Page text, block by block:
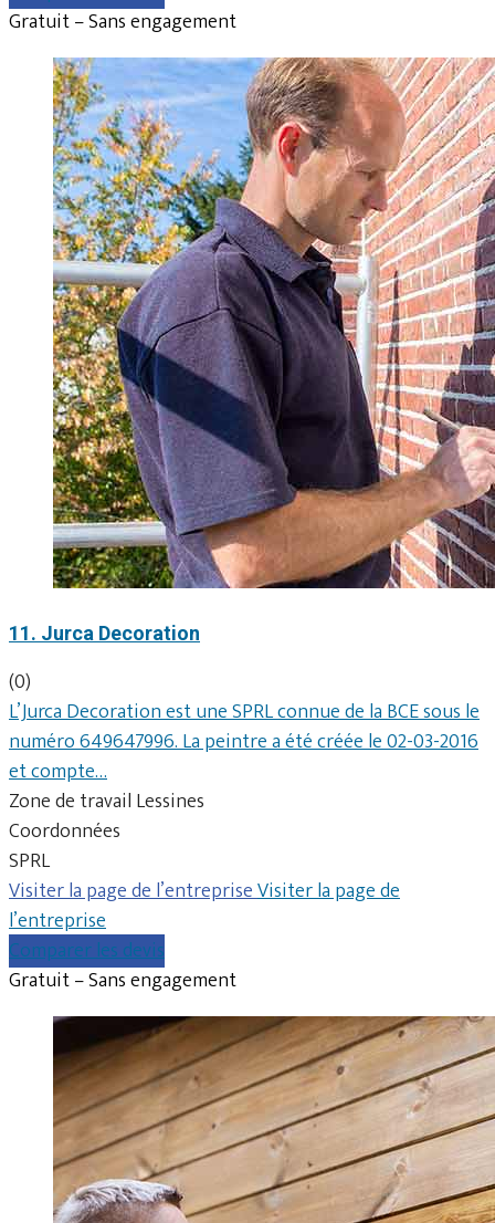
Gratuit – Sans engagement
11. Jurca Decoration
(0)
L’Jurca Decoration est une SPRL connue de la BCE sous le
numéro 649647996. La peintre a été créée le 02-03-2016
et compte…
Zone de travail Lessines
Coordonnées
SPRL
Visiter la page de l’entrepriseVisiter la page de
l’entreprise
Comparer les devis
Gratuit – Sans engagement